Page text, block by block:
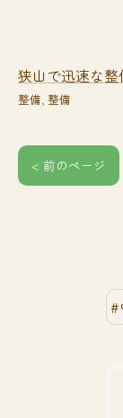
狭山で迅速な整
整備 整備
< 前のページ
#